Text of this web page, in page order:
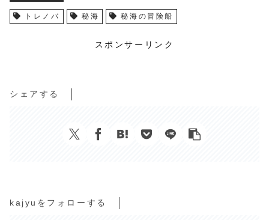
トレノバ 秘海 秘海の冒険船
スポンサーリンク
シェアする
kajyuをフォローする